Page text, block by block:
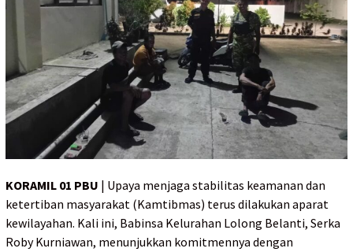
KORAMIL 01 PBU | Upaya menjaga stabilitas keamanan dan
ketertiban masyarakat (Kamtibmas) terus dilakukan aparat
kewilayahan. Kali ini, Babinsa Kelurahan Lolong Belanti, Serka
Roby Kurniawan, menunjukkan komitmennya dengan